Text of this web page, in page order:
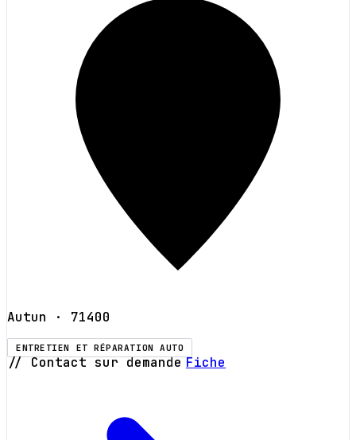
Autun · 71400
ENTRETIEN ET RÉPARATION AUTO
// Contact sur demande Fiche